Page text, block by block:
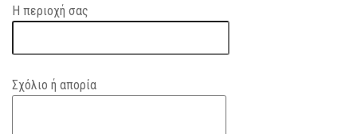
Η περιοχή σας
Σχόλιο ή απορία